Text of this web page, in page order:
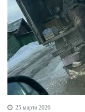
25 марта 2026